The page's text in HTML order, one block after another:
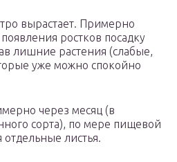
вырастает. Примерно
ростков посадку
лишние растения (слабые,
уже можно спокойно
через месяц (в
сорта), по мере пищевой
отдельные листья.